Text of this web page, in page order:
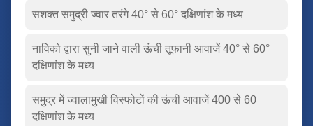
सशक्त समुद्री ज्वार तरंगे 40° से 60° दक्षिणांश के मध्य
नाविको द्वारा सुनी जाने वाली ऊंची तूफानी आवाजें 40° से 60°
दक्षिणांश के मध्य
समुद्र में ज्वालामुखी विस्फोटों की ऊंची आवाजें 400 से 60
दक्षिणांश के मध्य